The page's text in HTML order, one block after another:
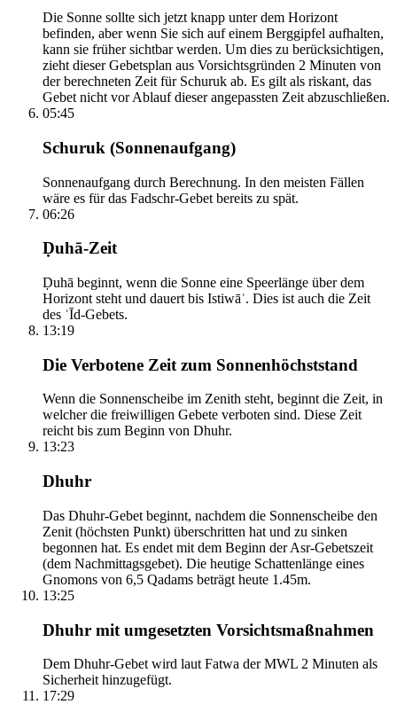
Die Sonne sollte sich jetzt knapp unter dem Horizont
befinden, aber wenn Sie sich auf einem Berggipfel aufhalten,
kann sie früher sichtbar werden. Um dies zu berücksichtigen,
zieht dieser Gebetsplan aus Vorsichtsgründen 2 Minuten von
der berechneten Zeit für Schuruk ab. Es gilt als riskant, das
Gebet nicht vor Ablauf dieser angepassten Zeit abzuschließen.
05:45
Schuruk (Sonnenaufgang)
Sonnenaufgang durch Berechnung. In den meisten Fällen
wäre es für das Fadschr-Gebet bereits zu spät.
06:26
Ḍuhā-Zeit
Ḍuhā beginnt, wenn die Sonne eine Speerlänge über dem
Horizont steht und dauert bis Istiwāʾ. Dies ist auch die Zeit
des ʿĪd-Gebets.
13:19
Die Verbotene Zeit zum Sonnenhöchststand
Wenn die Sonnenscheibe im Zenith steht, beginnt die Zeit, in
welcher die freiwilligen Gebete verboten sind. Diese Zeit
reicht bis zum Beginn von Dhuhr.
13:23
Dhuhr
Das Dhuhr-Gebet beginnt, nachdem die Sonnenscheibe den
Zenit (höchsten Punkt) überschritten hat und zu sinken
begonnen hat. Es endet mit dem Beginn der Asr-Gebetszeit
(dem Nachmittagsgebet). Die heutige Schattenlänge eines
Gnomons von 6,5 Qadams beträgt heute 1.45m.
13:25
Dhuhr mit umgesetzten Vorsichtsmaßnahmen
Dem Dhuhr-Gebet wird laut Fatwa der MWL 2 Minuten als
Sicherheit hinzugefügt.
17:29